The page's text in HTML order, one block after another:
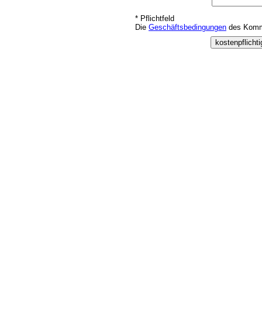
* Pflichtfeld
Die Geschäftsbedingungen des